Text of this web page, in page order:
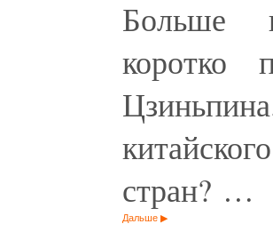
Больше
коротко
стран? …
Дальше